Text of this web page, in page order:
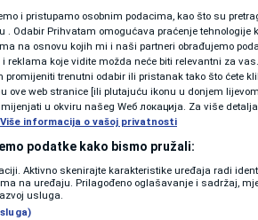
50: Žene koje
da uspjeh nema
ograničenje
i pristupamo osobnim podacima, kao što su
. Odabir Prihvatam omogućava praćenje tehnologije
na osnovu kojih mi i naši partneri obrađujemo
reklama koje vidite možda neće biti relevantni za
promijeniti trenutni odabir ili pristanak tako što ćete
ove web stranice [ili plutajuću ikonu u donjem
u okviru našeg Wеб локација. Za više
Više informacija o vašoj privatnosti
podatke kako bismo pružali:
Aktivno skenirajte karakteristike uređaja radi
na uređaju. Prilagođeno oglašavanje i sadržaj,
usluga.